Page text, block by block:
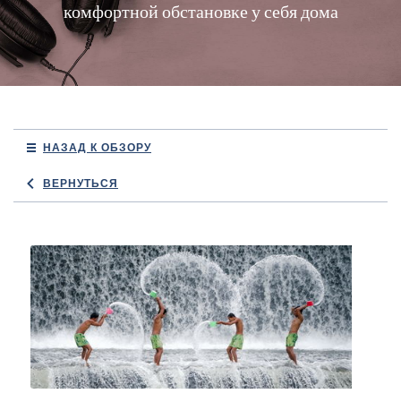
комфортной обстановке у себя дома
НАЗАД К ОБЗОРУ
ВЕРНУТЬСЯ